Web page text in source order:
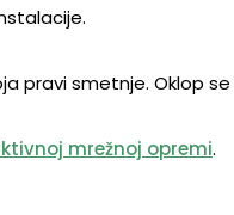
pravi smetnje. Oklop
mrežnoj opremi.